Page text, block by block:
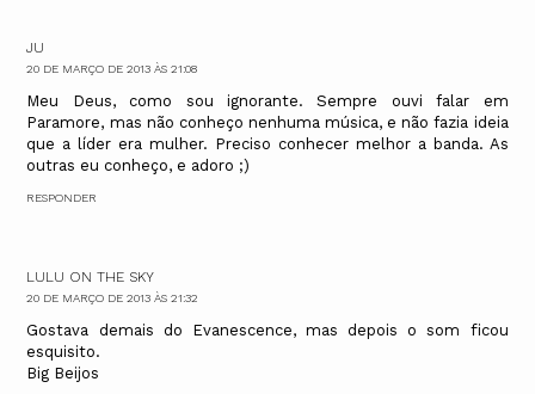
JU
20 DE MARÇO DE 2013 ÀS 21:08
Meu Deus, como sou ignorante. Sempre ouvi falar em
Paramore, mas não conheço nenhuma música, e não fazia ideia
que a líder era mulher. Preciso conhecer melhor a banda. As
outras eu conheço, e adoro ;)
RESPONDER
LULU ON THE SKY
20 DE MARÇO DE 2013 ÀS 21:32
Gostava demais do Evanescence, mas depois o som ficou
esquisito.
Big Beijos